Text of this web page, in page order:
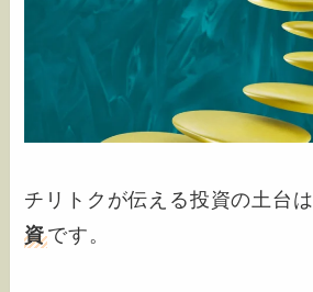
チリトクが伝える投資の土台は
資です。